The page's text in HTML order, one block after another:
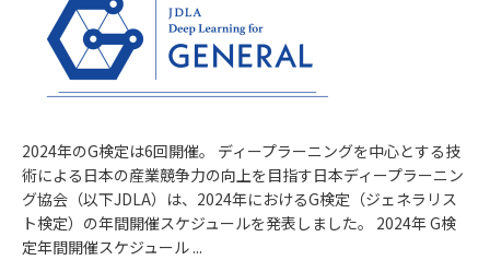
2024年のG検定は6回開催。 ディープラーニングを中心とする技
術による日本の産業競争力の向上を目指す日本ディープラーニン
グ協会（以下JDLA）は、2024年におけるG検定（ジェネラリス
ト検定）の年間開催スケジュールを発表しました。 2024年 G検
定年間開催スケジュール ...